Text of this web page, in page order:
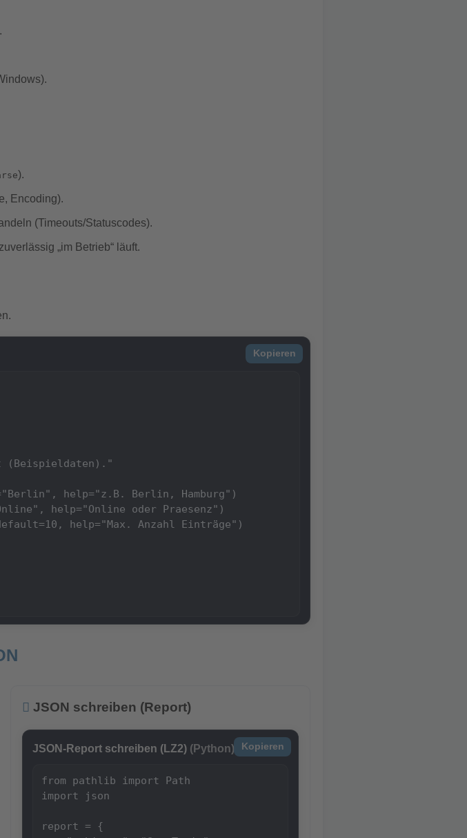
).
Encoding).
(Timeouts/Statuscodes).
„im Betrieb“ läuft.
Kopieren
(Beispieldaten)."
help="z.B. Berlin, Hamburg")
help="Online oder Praesenz")
help="Max. Anzahl Einträge")
JSON schreiben (Report)
JSON-Report schreiben (LZ2) (Python) Kopieren
from pathlib import Path
import json
report = {